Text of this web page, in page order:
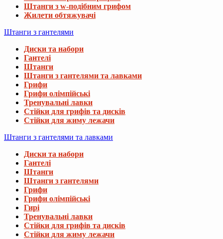
Штанги з w-подібним грифом
Жилети обтяжувачі
Штанги з гантелями
Диски та набори
Гантелі
Штанги
Штанги з гантелями та лавками
Грифи
Грифи олімпійські
Тренувальні лавки
Стійки для грифів та дисків
Стійки для жиму лежачи
Штанги з гантелями та лавками
Диски та набори
Гантелі
Штанги
Штанги з гантелями
Грифи
Грифи олімпійські
Гирі
Тренувальні лавки
Стійки для грифів та дисків
Стійки для жиму лежачи